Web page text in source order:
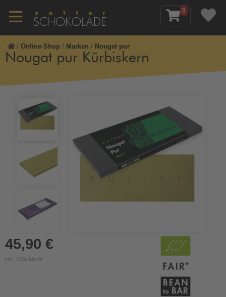
0
/ Online-Shop / Marken / Nougat pur
Nougat pur Kürbiskern
45,90 €
inkl. 10% MwSt.